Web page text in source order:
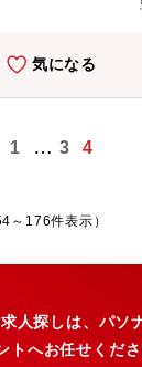
ラウドサービス：
、ACMS、JP1
ク：Cisco、A10、
監視：
プレイングマネー
ンが取れる方
せた「CX×AX」 に
ビスを提供・高度な
、現在70名程度の部
籍する社員は、下記
名在籍しており自由
クラウドとAIを活用
きます。活用する
ウドになりますが
域によって選択可能
気になる
1 3 4
～176件表示）
人探しは、パソ
トへお任せくださ